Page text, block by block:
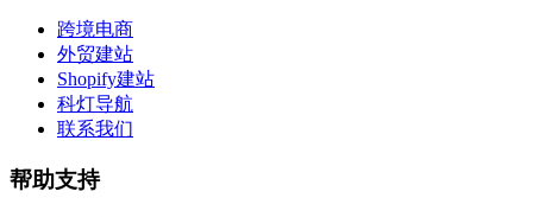
跨境电商
外贸建站
Shopify建站
科灯导航
联系我们
帮助支持